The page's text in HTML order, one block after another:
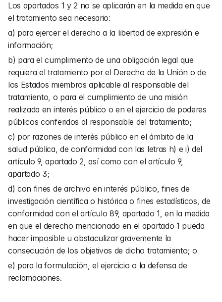
Los apartados 1 y 2 no se aplicarán en la medida en que
el tratamiento sea necesario:
a) para ejercer el derecho a la libertad de expresión e
información;
b) para el cumplimiento de una obligación legal que
requiera el tratamiento por el Derecho de la Unión o de
los Estados miembros aplicable al responsable del
tratamiento, o para el cumplimiento de una misión
realizada en interés público o en el ejercicio de poderes
públicos conferidos al responsable del tratamiento;
c) por razones de interés público en el ámbito de la
salud pública, de conformidad con las letras h) e i) del
artículo 9, apartado 2, así como con el artículo 9,
apartado 3;
d) con fines de archivo en interés público, fines de
investigación científica o histórica o fines estadísticos, de
conformidad con el artículo 89, apartado 1, en la medida
en que el derecho mencionado en el apartado 1 pueda
hacer imposible u obstaculizar gravemente la
consecución de los objetivos de dicho tratamiento; o
e) para la formulación, el ejercicio o la defensa de
reclamaciones.